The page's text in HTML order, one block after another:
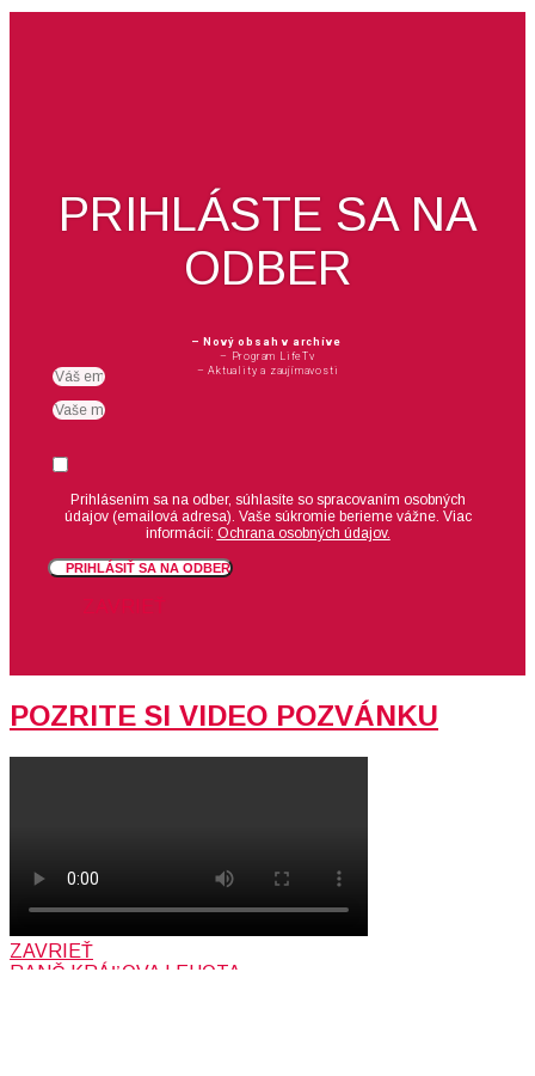
PRIHLÁSTE SA NA
ODBER
– Nový obsah v archíve
– Program LifeTv
– Aktuality a zaujímavosti
Prihlásením sa na odber, súhlasíte so spracovaním osobných
údajov (emailová adresa). Vaše súkromie berieme vážne. Viac
informácií: Ochrana osobných údajov.
PRIHLÁSIŤ SA NA ODBER
POZRITE SI VIDEO POZVÁNKU
ZAVRIEŤ
RANČ KRÁĽOVA LEHOTA